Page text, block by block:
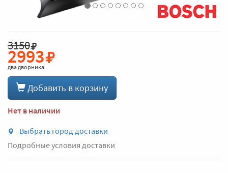
3150
2993
два дворника
Добавить в корзину
Нет в наличии
Выбрать город доставки
Подробные условия доставки